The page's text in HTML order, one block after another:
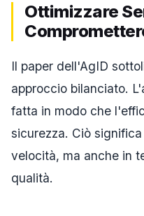
Ottimizzare
Il paper dell'AgID
approccio bilanciato.
fatta in modo che
sicurezza. Ciò
velocità, ma anche in
qualità.